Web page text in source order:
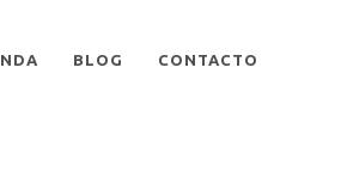
BLOG CONTACTO